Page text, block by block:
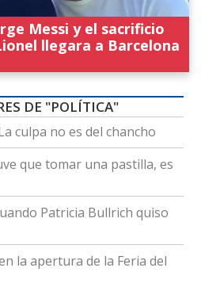
Messi y el sacrificio
llegara a Barcelona
DE "POLÍTICA"
culpa no es del chancho
que tomar una pastilla, es
Patricia Bullrich quiso
la apertura de la Feria del